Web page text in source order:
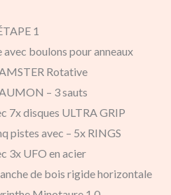
1
boulons pour anneaux
Rotative
– 3 sauts
7x disques ULTRA GRIP
pistes avec – 5x RINGS
3x UFO en acier
de bois rigide horizontale